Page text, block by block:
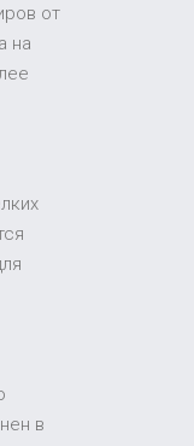
от
на
в